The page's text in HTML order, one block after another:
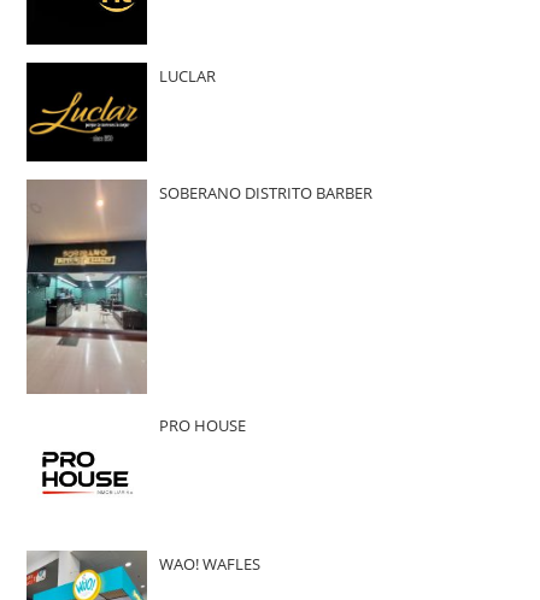
LUCLAR
SOBERANO DISTRITO BARBER
PRO HOUSE
WAO! WAFLES